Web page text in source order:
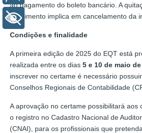
ao pagamento do boleto bancário. A
vencimento implica em cancelamento da
Condições e finalidade
A primeira edição de 2025 do EQT está
realizada entre os dias 5 e 10 de maio
inscrever no certame é necessário
Conselhos Regionais de Contabilidade
A aprovação no certame possibilitará aos
o registro no Cadastro Nacional de
(CNAI), para os profissionais que
+ Acessibilidade